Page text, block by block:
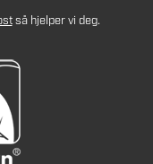
så hjelper vi deg.